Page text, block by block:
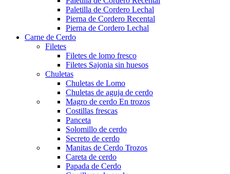
Paletilla de Cordero Lechal​
Pierna de Cordero Recental
Pierna de Cordero Lechal
Carne de Cerdo
Filetes
Filetes de lomo fresco
Filetes Sajonia sin huesos
Chuletas
Chuletas de Lomo
Chuletas de aguja de cerdo
Magro de cerdo En trozos
Costillas frescas
Panceta
Solomillo de cerdo
Secreto de cerdo
Manitas de Cerdo Trozos
Careta de cerdo
Papada de Cerdo